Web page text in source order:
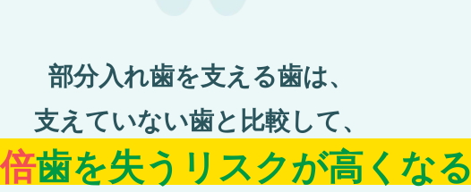
部分⼊れ⻭を⽀える⻭は、
⽀えていない⻭と⽐較して、
歯を失うリスクが高くなる